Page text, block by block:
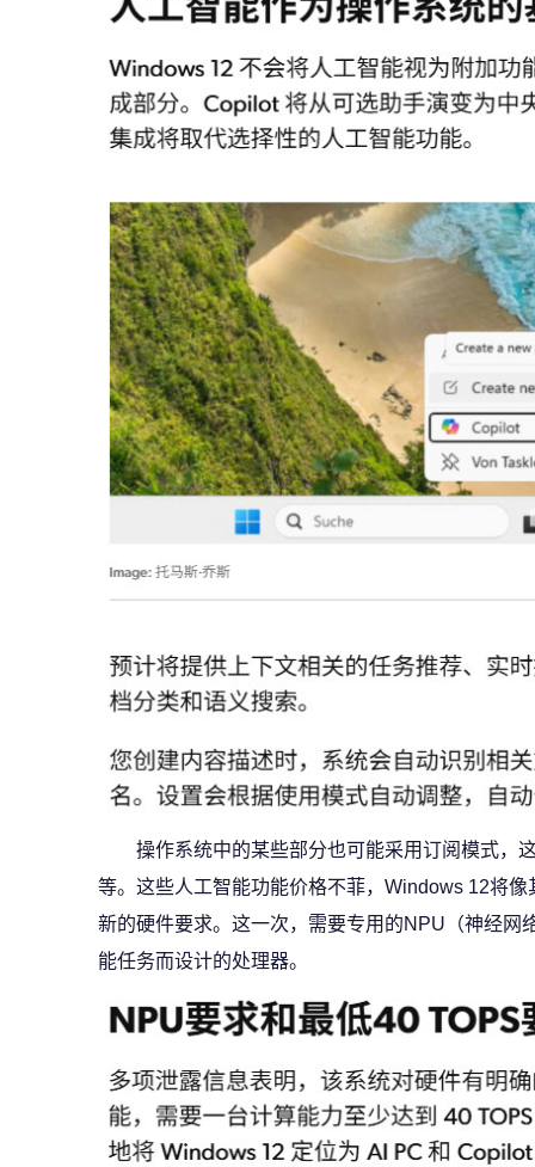
操作系统中的某些部分也可能采用订阅模式，
等。这些人工智能功能价格不菲，Windows 12将
新的硬件要求。这一次，需要专用的NPU（神经网
能任务而设计的处理器。